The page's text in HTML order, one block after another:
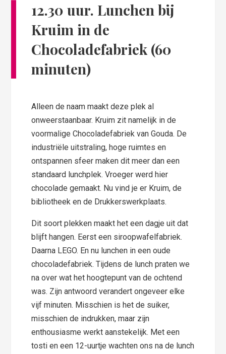
12.30 uur. Lunchen bij
Kruim in de
Chocoladefabriek (60
minuten)
Alleen de naam maakt deze plek al
onweerstaanbaar. Kruim zit namelijk in de
voormalige Chocoladefabriek van Gouda. De
industriële uitstraling, hoge ruimtes en
ontspannen sfeer maken dit meer dan een
standaard lunchplek. Vroeger werd hier
chocolade gemaakt. Nu vind je er Kruim, de
bibliotheek en de Drukkerswerkplaats.
Dit soort plekken maakt het een dagje uit dat
blijft hangen. Eerst een siroopwafelfabriek.
Daarna LEGO. En nu lunchen in een oude
chocoladefabriek. Tijdens de lunch praten we
na over wat het hoogtepunt van de ochtend
was. Zijn antwoord verandert ongeveer elke
vijf minuten. Misschien is het de suiker,
misschien de indrukken, maar zijn
enthousiasme werkt aanstekelijk. Met een
tosti en een 12-uurtje wachten ons na de lunch